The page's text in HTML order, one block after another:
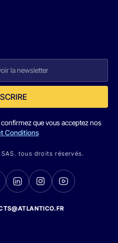
que vous acceptez nos
Conditions
tous droits réservés.